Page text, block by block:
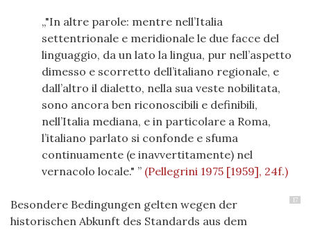
"In altre parole: mentre nell’Italia
settentrionale e meridionale le due facce del
linguaggio, da un lato la lingua, pur nell’aspetto
dimesso e scorretto dell’italiano regionale, e
dall’altro il dialetto, nella sua veste nobilitata,
sono ancora ben riconoscibili e definibili,
nell’Italia mediana, e in particolare a Roma,
l’italiano parlato si confonde e sfuma
continuamente (e inavvertitamente) nel
vernacolo locale."
(Pellegrini 1975 [1959], 24f.)
17
Besondere Bedingungen gelten wegen der
historischen Abkunft des Standards aus dem